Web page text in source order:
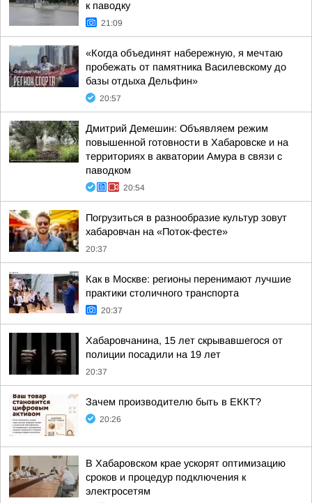
к паводку
21:09
«Когда объединят набережную, я мечтаю
пробежать от памятника Василевскому до
базы отдыха Дельфин»
20:57
Дмитрий Демешин: Объявляем режим
повышенной готовности в Хабаровске и на
территориях в акватории Амура в связи с
паводком
20:54
Погрузиться в разнообразие культур зовут
хабаровчан на «Поток-фесте»
20:37
Как в Москве: регионы перенимают лучшие
практики столичного транспорта
20:37
Хабаровчанина, 15 лет скрывавшегося от
полиции посадили на 19 лет
20:37
Зачем производителю быть в ЕККТ?
20:26
В Хабаровском крае ускорят оптимизацию
сроков и процедур подключения к
электросетям